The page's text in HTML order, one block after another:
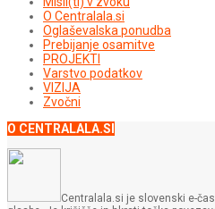
O Centralala.si
Oglaševalska ponudba
Prebijanje osamitve
PROJEKTI
Varstvo podatkov
VIZIJA
Zvočni
O CENTRALALA.SI
Centralala.si je slovenski e-